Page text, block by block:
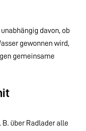
davon, ob
gewonnen wird,
gemeinsame
über Radlader alle